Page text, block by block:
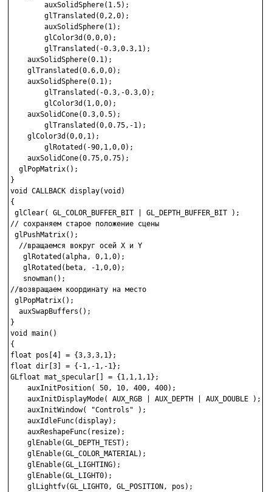
        auxSolidSphere(1.5);
        glTranslated(0,2,0);
        auxSolidSphere(1);
        glColor3d(0,0,0);
        glTranslated(-0.3,0.3,1);
    auxSolidSphere(0.1);
    glTranslated(0.6,0,0);
    auxSolidSphere(0.1);
        glTranslated(-0.3,-0.3,0);
        glColor3d(1,0,0);
    auxSolidCone(0.3,0.5);
        glTranslated(0,0.75,-1);
    glColor3d(0,0,1);
        glRotated(-90,1,0,0);
    auxSolidCone(0.75,0.75);
  glPopMatrix();
}
void CALLBACK display(void)
{
glClear( GL_COLOR_BUFFER_BIT | GL_DEPTH_BUFFER_BIT );
// сохраняем старое положение сцены
glPushMatrix();
  //вращаемся вокруг осей Х и Y
   glRotated(alpha, 0,1,0);
   glRotated(beta, -1,0,0);
   snowman();
//возвращаем координату на место
glPopMatrix();
  auxSwapBuffers();
}
void main()
{
float pos[4] = {3,3,3,1};
float dir[3] = {-1,-1,-1};
GLfloat mat_specular[] = {1,1,1,1};
    auxInitPosition( 50, 10, 400, 400);
    auxInitDisplayMode( AUX_RGB | AUX_DEPTH | AUX_DOUBLE );
    auxInitWindow( "Controls" );
    auxIdleFunc(display);
    auxReshapeFunc(resize);
    glEnable(GL_DEPTH_TEST);
    glEnable(GL_COLOR_MATERIAL);
    glEnable(GL_LIGHTING);
    glEnable(GL_LIGHT0);
    glLightfv(GL_LIGHT0, GL_POSITION, pos);